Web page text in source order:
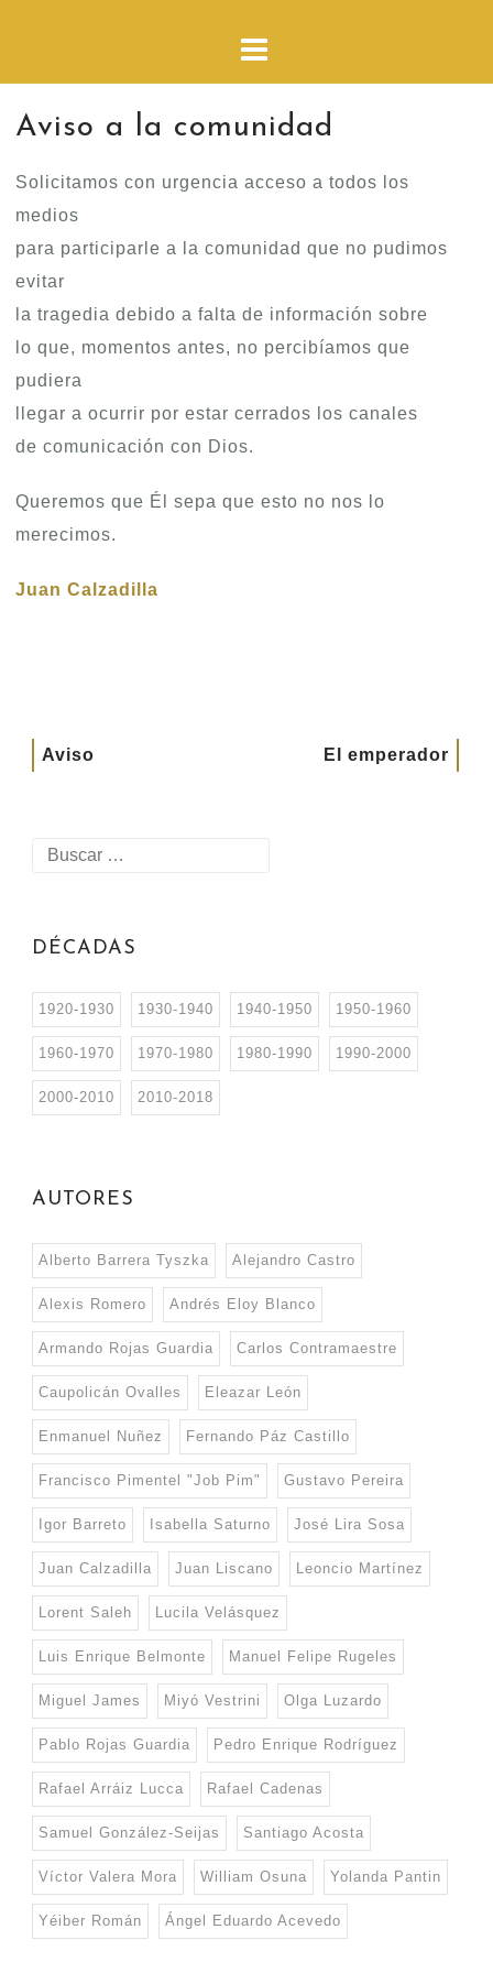
Aviso a la comunidad
Solicitamos con urgencia acceso a todos los
medios
para participarle a la comunidad que no pudimos
evitar
la tragedia debido a falta de información sobre
lo que, momentos antes, no percibíamos que
pudiera
llegar a ocurrir por estar cerrados los canales
de comunicación con Dios.
Queremos que Él sepa que esto no nos lo
merecimos.
Juan Calzadilla
Aviso El emperador
DÉCADAS
1920-1930 1930-1940 1940-1950 1950-1960
1960-1970 1970-1980 1980-1990 1990-2000
2000-2010 2010-2018
AUTORES
Alberto Barrera Tyszka Alejandro Castro
Alexis Romero Andrés Eloy Blanco
Armando Rojas Guardia Carlos Contramaestre
Caupolicán Ovalles Eleazar León
Enmanuel Nuñez Fernando Páz Castillo
Francisco Pimentel "Job Pim" Gustavo Pereira
Igor Barreto Isabella Saturno José Lira Sosa
Juan Calzadilla Juan Liscano Leoncio Martínez
Lorent Saleh Lucila Velásquez
Luis Enrique Belmonte Manuel Felipe Rugeles
Miguel James Miyó Vestrini Olga Luzardo
Pablo Rojas Guardia Pedro Enrique Rodríguez
Rafael Arráiz Lucca Rafael Cadenas
Samuel González-Seijas Santiago Acosta
Víctor Valera Mora William Osuna Yolanda Pantin
Yéiber Román Ángel Eduardo Acevedo